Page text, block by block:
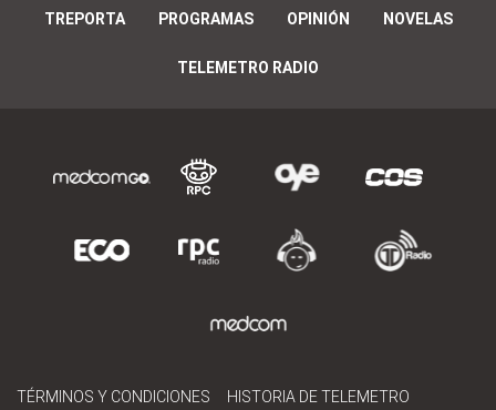
TREPORTA PROGRAMAS OPINIÓN NOVELAS
TELEMETRO RADIO
TÉRMINOS Y CONDICIONES HISTORIA DE TELEMETRO